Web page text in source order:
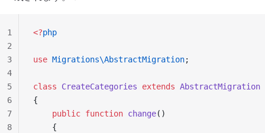
<?php
use Migrations\AbstractMigration;
class CreateCategories extends AbstractMigration
{
    public
function change()
    {
1
2
3
4
5
6
7
8